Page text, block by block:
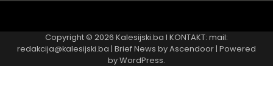
Copyright © 2026 Kalesijski.ba I KONTAKT: mail:
redakcija@kalesijski.ba | Brief News byAscendoor| Powered
byWordPress.